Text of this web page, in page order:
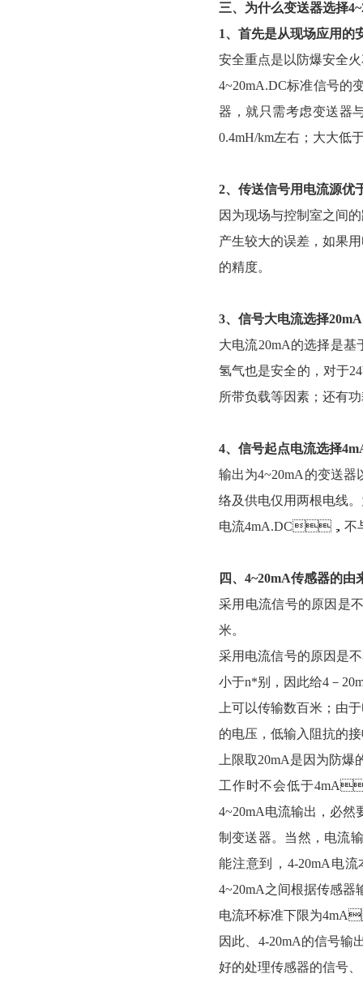
三、为什么变送器选择
1、首先是从现场应用
安全重点是以防爆安全火
4~20mA.DC标准信号的
器，就只需考虑变送
0.4mH/km左右；大大低
2、传送信号用电流源
因为现场与控制室之间的
产生较大的误差，如
的精度。
3、信号大电流选择
大电流20mA的选择是基于
氢气也是安全的，对
所带负载等因素；还有
4、信号起点电流选择
输出为4~20mA的变送器以
络及供电仅用两根电线
电流4mA.DC，不与
四、4~20mA传感器的由来
采用电流信号的原因是不
米。
采用电流信号的原因是不
小于n*别，因此给4－
上可以传输数百米；
的电压，低输入阻抗
上限取20mA是因为防爆
工作时不会低于4mA
4~20mA电流输出，必然
制变送器。当然
能注意到，4-
4~20mA之间根据传感器输
电流环标准下限为4mA
因此、4-20mA的信
好的处理传感器的信号